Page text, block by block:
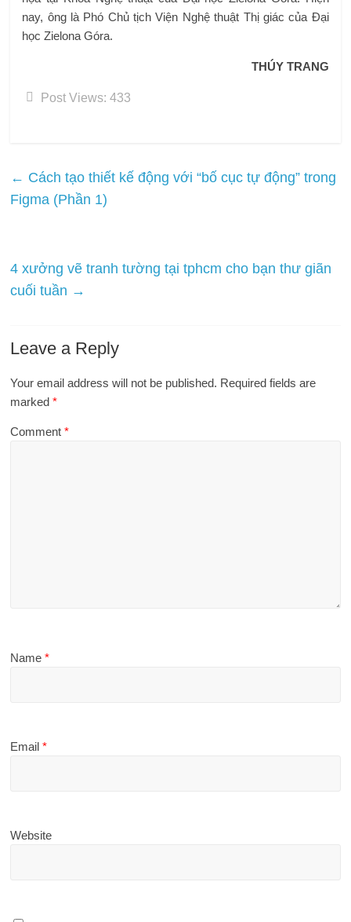
nay, ông là Phó Chủ tịch Viện Nghệ thuật Thị giác của Đại
học Zielona Góra.
THÚY TRANG
Post Views: 433
← Cách tạo thiết kế động với “bố cục tự động” trong
Figma (Phần 1)
4 xưởng vẽ tranh tường tại tphcm cho bạn thư giãn
cuối tuần →
Leave a Reply
Your email address will not be published. Required fields are
marked*
Comment*
Name*
Email*
Website